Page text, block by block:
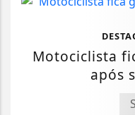
Motociclista
após